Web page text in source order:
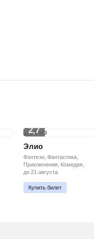
2,7
Элио
Фэнтези, Фантастика,
Приключения, Комедия,
до 21 августа
Купить билет